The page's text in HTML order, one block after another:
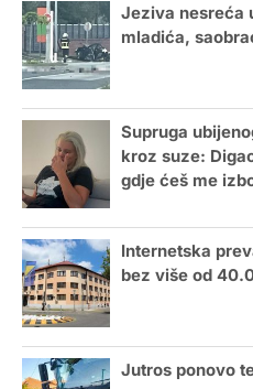
Jeziva nesreća
mladića,
Supruga
kroz suze:
gdje ćeš me
Internetska
bez više od
Jutros ponovo